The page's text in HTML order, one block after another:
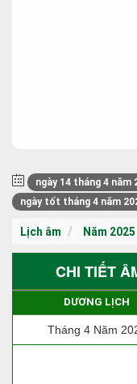
ngày 14 tháng 4 năm
ngày tốt tháng 4 năm
Lịch âm Năm 2025
CHI TIẾT
DƯƠNG LỊCH
Tháng 4 Năm